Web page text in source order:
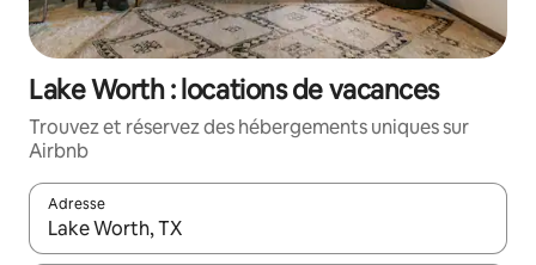
Lake Worth : locations de vacances
Trouvez et réservez des hébergements uniques sur
Airbnb
Adresse
Lorsque les résultats s'affichent, utilisez les flèches vers le